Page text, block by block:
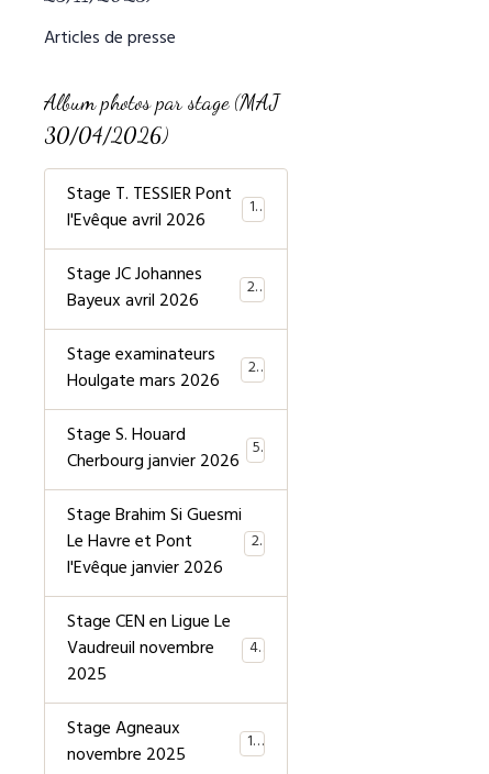
Articles de presse
Album photos par stage (MAJ
30/04/2026)
Stage T. TESSIER Pont
l'Evêque avril 2026
19
Stage JC Johannes
Bayeux avril 2026
20
Stage examinateurs
Houlgate mars 2026
20
Stage S. Houard
Cherbourg janvier 2026
5
Stage Brahim Si Guesmi
Le Havre et Pont
l'Evêque janvier 2026
28
Stage CEN en Ligue Le
Vaudreuil novembre
2025
40
Stage Agneaux
novembre 2025
19